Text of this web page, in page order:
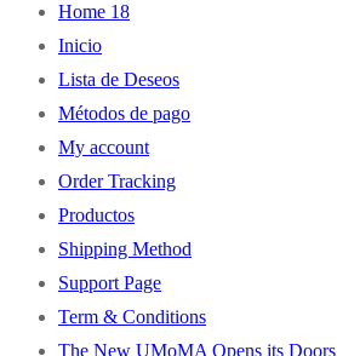
Home 18
Inicio
Lista de Deseos
Métodos de pago
My account
Order Tracking
Productos
Shipping Method
Support Page
Term & Conditions
The New UMoMA Opens its Doors